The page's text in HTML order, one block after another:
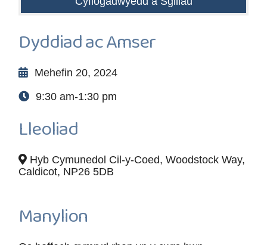
Dyddiad ac Amser
Mehefin 20, 2024
9:30 am-1:30 pm
Lleoliad
Hyb Cymunedol Cil-y-Coed, Woodstock Way,
Caldicot, NP26 5DB
Manylion